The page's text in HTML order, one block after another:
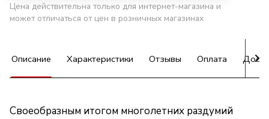
Цена действительна только для интернет-магазина и
может отличаться от цен в розничных магазинах
Описание Характеристики Отзывы Оплата
Своеобразным итогом многолетних раздумий